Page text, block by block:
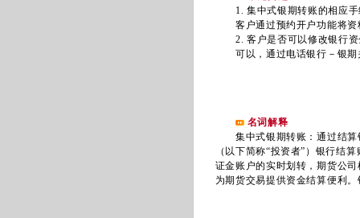
1. 集中式银期转账的相应手
客户通过预约开户功能将资
2. 客户是否可以修改银行资
可以，通过电话银行－银期
名词解释
集中式银期转账：通过结算
（以下简称“投资者”）银行结
证金账户的实时划转，期货公
为期货交易提供资金结算便利